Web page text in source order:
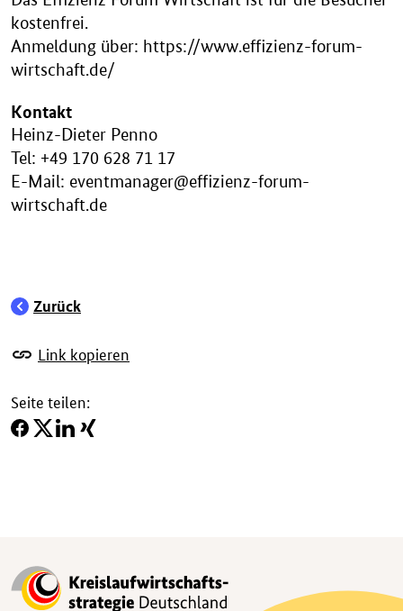
kostenfrei.
Anmeldung über: https://www.effizienz-forum-
wirtschaft.de/
Kontakt
Heinz-Dieter Penno
Tel: +49 170 628 71 17
E-Mail: eventmanager@effizienz-forum-
wirtschaft.de
Zurück
Link kopieren
Seite teilen: